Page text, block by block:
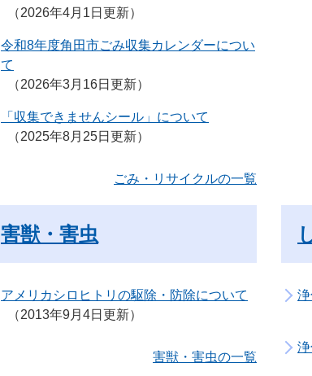
2026年4月1日更新
令和8年度角田市ごみ収集カレンダーについ
て
2026年3月16日更新
「収集できませんシール」について
2025年8月25日更新
ごみ・リサイクルの一覧
害獣・害虫
アメリカシロヒトリの駆除・防除について
2013年9月4日更新
害獣・害虫の一覧